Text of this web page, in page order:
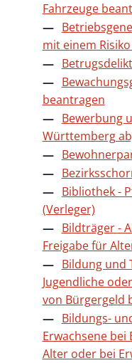
Fahrzeuge
mit einem
beantragen
Bewerbung
Württemberg
Bibliothek -
(Verleger)
Bildträger -
Freigabe für
Bildung und
Jugendliche
von Bürgergeld
Bildungs-
Erwachsene
Alter oder bei